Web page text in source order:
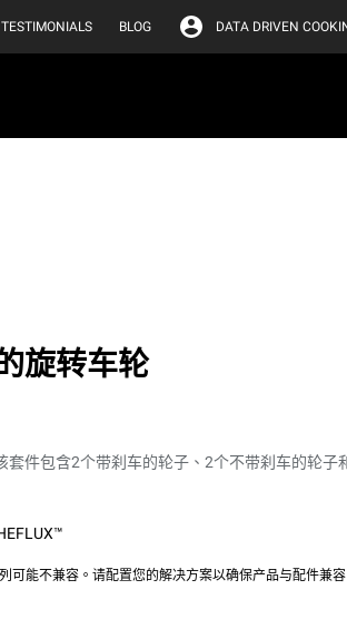
TESTIMONIALS BLOG DATA DRIVEN
旋转车轮
套件包含2个带刹车的轮子、2个不带刹车的轮子
可能不兼容。请配置您的解决方案以确保产品与配件兼容